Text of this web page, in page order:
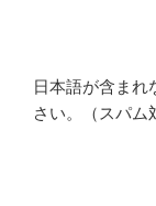
日本語が含まれ
さい。（スパム